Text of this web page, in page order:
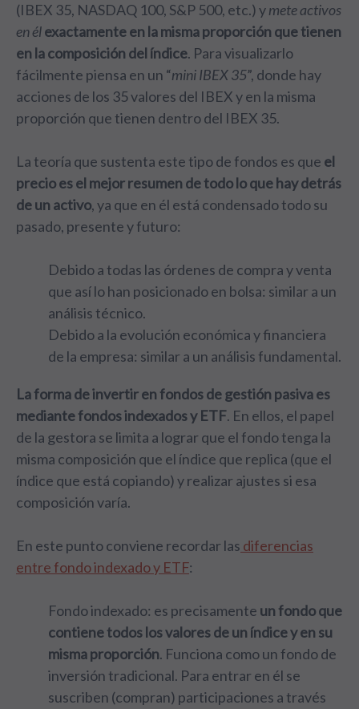
(IBEX 35, NASDAQ 100, S&P 500, etc.) ymete activos
en élexactamente en la misma proporción que tienen
en la composición del índice. Para visualizarlo
fácilmente piensa en un “mini IBEX 35”, donde hay
acciones de los 35 valores del IBEX y en la misma
proporción que tienen dentro del IBEX 35.
La teoría que sustenta este tipo de fondos es que el
precio es el mejor resumen de todo lo que hay detrás
de un activo, ya que en él está condensado todo su
pasado, presente y futuro:
Debido a todas las órdenes de compra y venta
que así lo han posicionado en bolsa: similar a un
análisis técnico.
Debido a la evolución económica y financiera
de la empresa: similar a un análisis fundamental.
La forma de invertir en fondos de gestión pasiva es
mediante fondos indexados y ETF. En ellos, el papel
de la gestora se limita a lograr que el fondo tenga la
misma composición que el índice que replica (que el
índice que está copiando) y realizar ajustes si esa
composición varía.
En este punto conviene recordar las diferencias
entre fondo indexado y ETF:
Fondo indexado: es precisamente un fondo que
contiene todos los valores de un índice y en su
misma proporción. Funciona como un fondo de
inversión tradicional. Para entrar en él se
suscriben (compran) participaciones a través